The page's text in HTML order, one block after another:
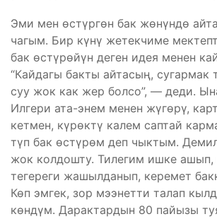
Эми мен өстүргөн бак жөнүндө
чагым. Бир күнү жетекчиме
бак өстүрөйүн деген идея менен
“Кайдагы бакты айтасың, сугармак
суу жок как жер болсо”, — деди.
Илгери ата-энем менен жүгөрү,
кетмен, күрөктү калем саптай
түп бак өстүрөм деп чыктым.
жок колдошту. Тилегим ишке ашып,
тегереги жашылданып, керемет
Көп эмгек, зор мээнетти талап
көндүм. Дарактардын 80 пайызы